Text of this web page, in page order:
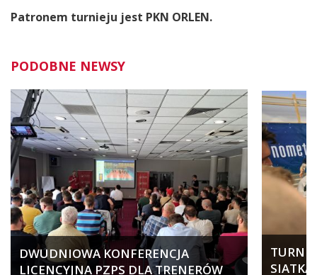
Patronem turnieju jest PKN ORLEN.
PODOBNE NEWSY
DWUDNIOWA KONFERENCJA
LICENCYJNA PZPS DLA TRENERÓW